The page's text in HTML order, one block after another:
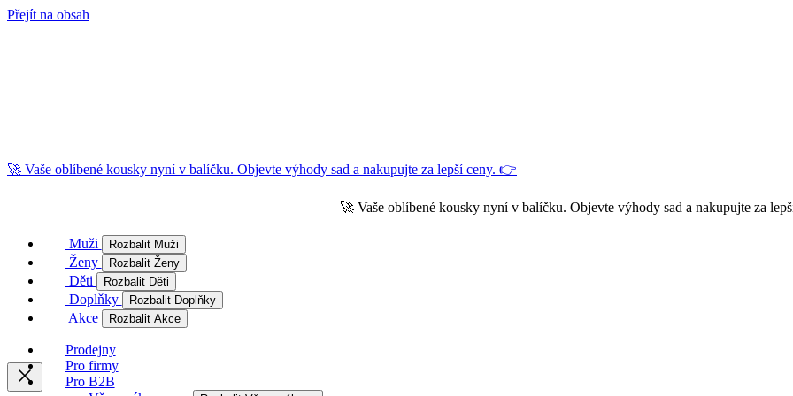
Přejít na obsah
🚀 Vaše oblíbené kousky nyní v balíčku. Objevte výhody sad a nakupujte za lepší ceny. 👉
🚀 Vaše oblíbené kousky nyní v balíčku. Objevte výhody sad a nakupujte za
Muži Rozbalit Muži
Ženy Rozbalit Ženy
Děti Rozbalit Děti
Doplňky Rozbalit Doplňky
Akce Rozbalit Akce
Prodejny
Pro firmy
Pro B2B